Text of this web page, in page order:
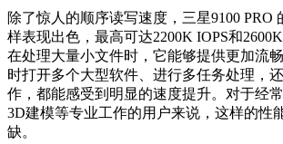
除了惊人的顺序读写速度，三星9100 PRO
样表现出色，最高可达2200K IOPS和
在处理大量小文件时，它能够提供更加流
时打开多个大型软件、进行多任务处理，
作，都能感受到明显的速度提升。对于经常
3D建模等专业工作的用户来说，这样的性
缺。